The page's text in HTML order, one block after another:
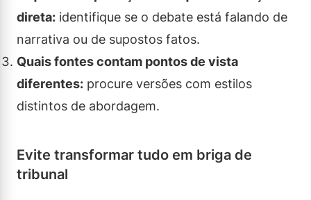
direta: identifique se o debate está falando de
narrativa ou de supostos fatos.
Quais fontes contam pontos de vista
diferentes: procure versões com estilos
distintos de abordagem.
Evite transformar tudo em briga de
tribunal